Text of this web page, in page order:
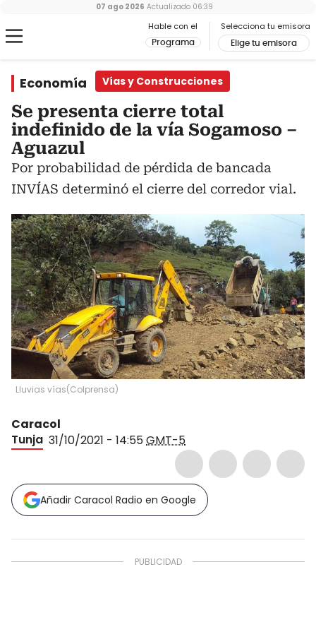
Hable con el
Programa
Selecciona tu emisora
Elige tu emisora
07 ago 2026 Actualizado 06:39
Economía Vías y Construcciones
Se presenta cierre total
indefinido de la vía Sogamoso –
Aguazul
Por probabilidad de pérdida de bancada
INVÍAS determinó el cierre del corredor vial.
Lluvias vías(Colprensa)
Caracol
Tunja 31/10/2021 - 14:55GMT-5
Añadir Caracol Radio en Google